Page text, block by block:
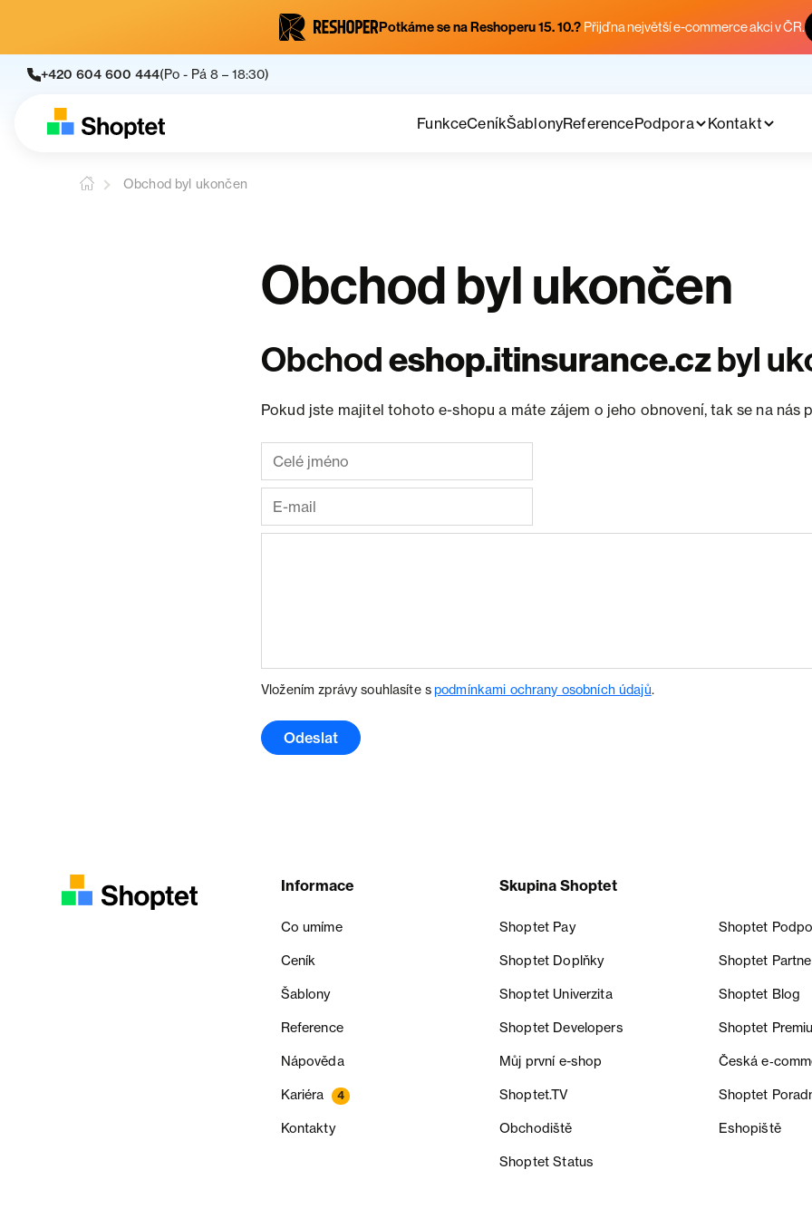
Potkáme se na Reshoperu 15. 10.? Přijď na největší e-commerce akci v ČR.
+420 604 600 444(Po - Pá 8 – 18:30)
FunkceCeníkŠablonyReferencePodpora Kontakt
Obchod byl ukončen
Obchod byl ukončen
Obchodeshop.itinsurance.czbyl
Pokud jste majitel tohoto e-shopu a máte zájem o jeho obnovení, tak se na nás
Vložením zprávy souhlasíte spodmínkami ochrany osobních údajů.
Odeslat
Informace
Co umíme
Ceník
Šablony
Reference
Nápověda
Kariéra 4
Kontakty
Skupina Shoptet
Shoptet Pay Shoptet
Shoptet Doplňky Shoptet
Shoptet Univerzita Shoptet Blog
Shoptet Developers Shoptet
Můj první e-shop Česká
Shoptet.TV Shoptet
Obchodiště Eshopiště
Shoptet Status